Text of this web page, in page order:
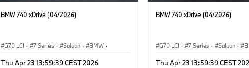
BMW 740 xDrive (04/2026)
G70 LCI · 7 Series · Saloon · BMW ·
Thu Apr 23 13:59:39 CEST 2026
BMW 740 xDrive (04/2026)
G70 LCI · 7 Series · Saloon ·
Thu Apr 23 13:59:39 CEST